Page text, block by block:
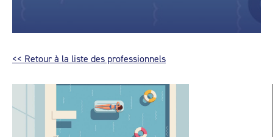
<< Retour à la liste des professionnels